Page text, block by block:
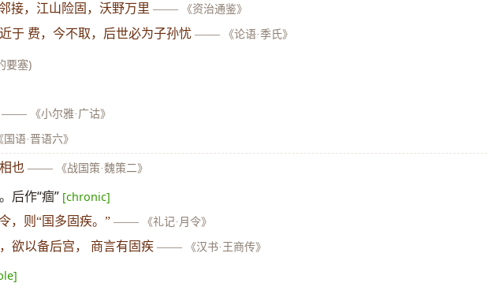
接，江山险固，沃野万里 —— 《资治通鉴》
于 费，今不取，后世必为子孙忧 —— 《论语·季氏》
要塞)
—— 《小尔雅·广诂》
国语·晋语六》
也 —— 《战国策·魏策二》
后作“痼” [chronic]
，则“国多固疾。” —— 《礼记·月令》
欲以备后宫， 商言有固疾 —— 《汉书·王商传》